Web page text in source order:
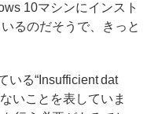
10マシンにインスト
るのだそうで、きっと
る“Insufficient dat
いことを表していま